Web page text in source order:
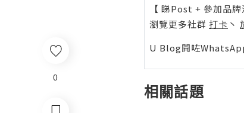
0
【 睇Post + 參加品牌
瀏覽更多社群 打卡 丶
U Blog開咗
相關話題